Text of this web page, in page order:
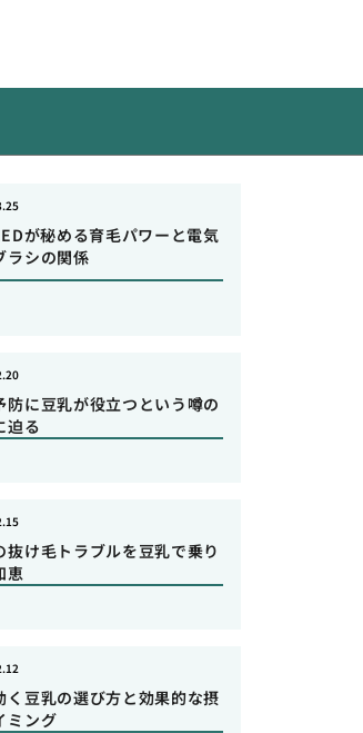
が秘める育毛パワーと電気
ラシの関係
防に豆乳が役立つという噂の
迫る
抜け毛トラブルを豆乳で乗り
恵
く豆乳の選び方と効果的な摂
ミング